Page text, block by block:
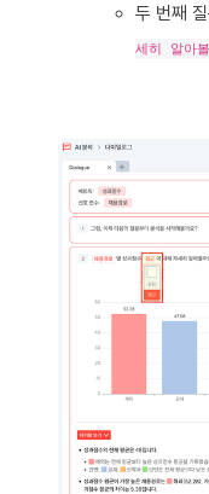
두 번째
세히 알아